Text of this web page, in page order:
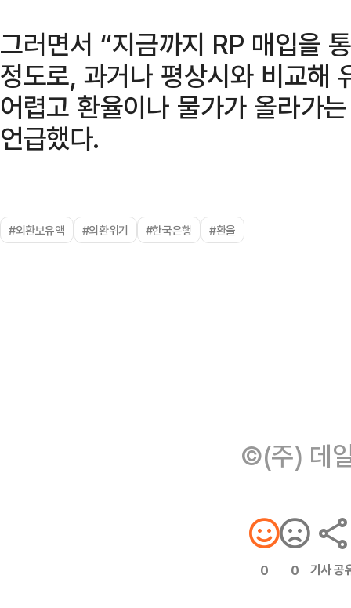
그러면서 “지금까지 RP 매입을
정도로, 과거나 평상시와 비교해
어렵고 환율이나 물가가 올라가
언급했다.
#외환보유액 #외환위기 #한국은행 #환율
©(주) 데
0 0 기사 공